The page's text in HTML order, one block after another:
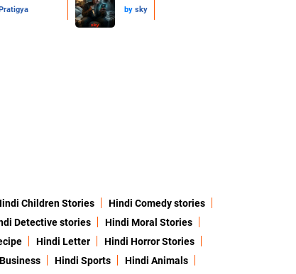
by sky
Children Stories
Hindi Comedy stories
Detective stories
Hindi Moral Stories
Hindi Letter
Hindi Horror Stories
Hindi Sports Hindi Animals